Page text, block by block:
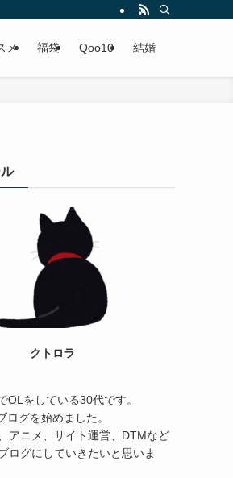
メ 福袋 Qoo10 結婚
クトロラ
OLをしている30代です。
ログを始めました。
アニメ、サイト運営、DTMなど
ログにしていきたいと思いま